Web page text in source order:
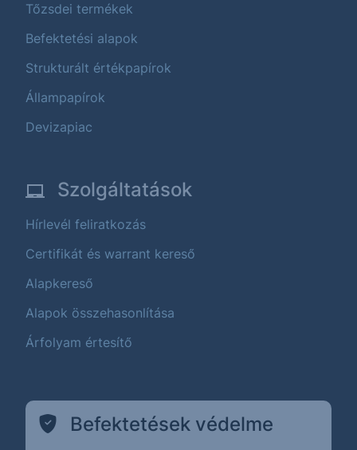
Tőzsdei termékek
Befektetési alapok
Strukturált értékpapírok
Állampapírok
Devizapiac
Szolgáltatások
Hírlevél feliratkozás
Certifikát és warrant kereső
Alapkereső
Alapok összehasonlítása
Árfolyam értesítő
Befektetések védelme